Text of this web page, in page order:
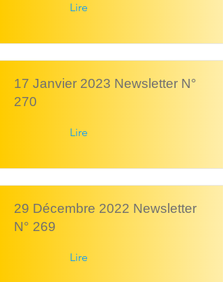
Lire
17 Janvier 2023 Newsletter N°
270
Lire
29 Décembre 2022 Newsletter
N° 269
Lire